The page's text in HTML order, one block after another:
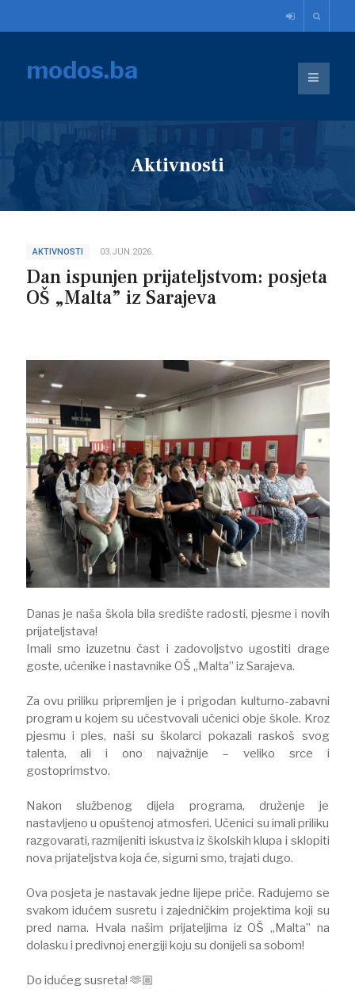
modos.ba
Aktivnosti
AKTIVNOSTI 03.JUN.2026.
Dan ispunjen prijateljstvom: posjeta
OŠ „Malta” iz Sarajeva
Danas je naša škola bila središte radosti, pjesme i novih
prijateljstava!
Imali smo izuzetnu čast i zadovoljstvo ugostiti drage
goste, učenike i nastavnike OŠ „Malta” iz Sarajeva.⠀
Za ovu priliku pripremljen je i prigodan kulturno-zabavni
program u kojem su učestvovali učenici obje škole. Kroz
pjesmu i ples, naši su školarci pokazali raskoš svog
talenta, ali i ono najvažnije – veliko srce i
gostoprimstvo.⠀
Nakon službenog dijela programa, druženje je
nastavljeno u opuštenoj atmosferi. Učenici su imali priliku
razgovarati, razmijeniti iskustva iz školskih klupa i sklopiti
nova prijateljstva koja će, sigurni smo, trajati dugo.
Ova posjeta je nastavak jedne lijepe priče. Radujemo se
svakom idućem susretu i zajedničkim projektima koji su
pred nama. Hvala našim prijateljima iz OŠ „Malta” na
dolasku i predivnoj energiji koju su donijeli sa sobom!
Do idućeg susreta! 🫶🏼